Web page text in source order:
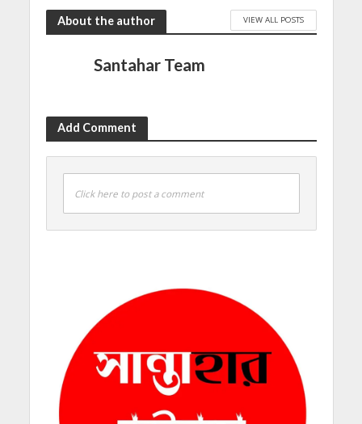
About the author VIEW ALL POSTS
Santahar Team
Add Comment
Click here to post a comment